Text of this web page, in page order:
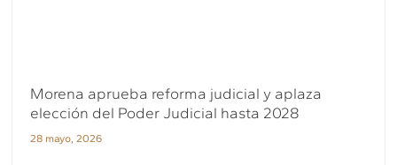
Morena aprueba reforma judicial y aplaza
elección del Poder Judicial hasta 2028
28 mayo, 2026